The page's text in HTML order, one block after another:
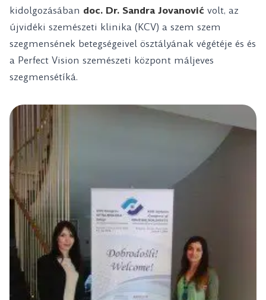
kidolgozásában doc. Dr. Sandra Jovanović volt, az
újvidéki szemészeti klinika (KCV) a szem szem
szegmensének betegségeivel ösztályának végétéje és és
a Perfect Vision szemészeti központ máljeves
szegmensétíká.